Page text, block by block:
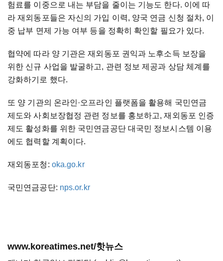
험료를 이중으로 내는 부담을 줄이는 기능도 한다. 이에 따
라 재외동포들은 자신의 가입 이력, 양국 연금 신청 절차, 이
중 납부 면제 가능 여부 등을 정확히 확인할 필요가 있다.
협약에 따라 양 기관은 재외동포 권익과 노후소득 보장을
위한 신규 사업을 발굴하고, 관련 정보 제공과 상담 체계를
강화하기로 했다.
또 양 기관의 온라인·오프라인 플랫폼을 활용해 국민연금
제도와 사회보장협정 관련 정보를 홍보하고, 재외동포 인증
제도 활성화를 위한 국민연금공단 대국민 정보시스템 이용
에도 협력할 계획이다.
재외동포청: oka.go.kr
국민연금공단: nps.or.kr
www.koreatimes.net/핫뉴스